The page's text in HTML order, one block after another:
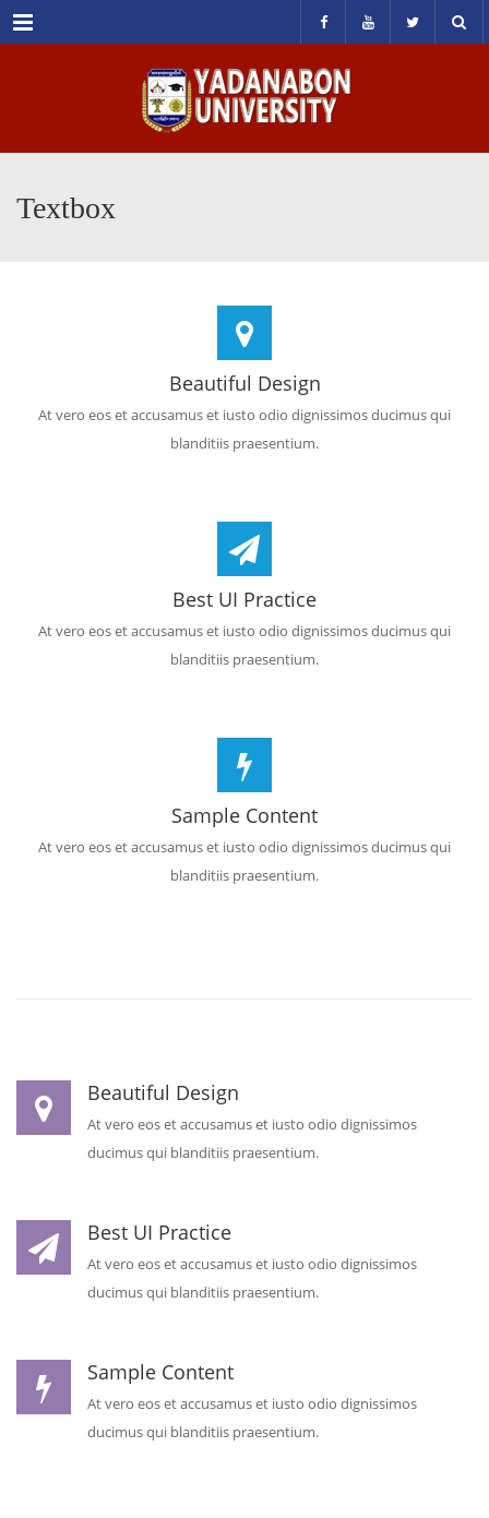
Menu
Textbox
Beautiful Design
At vero eos et accusamus et iusto odio dignissimos ducimus qui
blanditiis praesentium.
Best UI Practice
At vero eos et accusamus et iusto odio dignissimos ducimus qui
blanditiis praesentium.
Sample Content
At vero eos et accusamus et iusto odio dignissimos ducimus qui
blanditiis praesentium.
Beautiful Design
At vero eos et accusamus et iusto odio dignissimos
ducimus qui blanditiis praesentium.
Best UI Practice
At vero eos et accusamus et iusto odio dignissimos
ducimus qui blanditiis praesentium.
Sample Content
At vero eos et accusamus et iusto odio dignissimos
ducimus qui blanditiis praesentium.